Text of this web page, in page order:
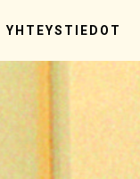
YHTEYSTIEDOT